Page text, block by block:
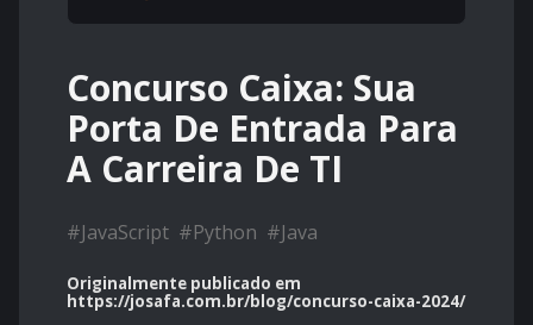
Concurso Caixa: Sua
Porta De Entrada Para
A Carreira De TI
#JavaScript #Python #Java
Originalmente publicado em
https://josafa.com.br/blog/concurso-caixa-2024/